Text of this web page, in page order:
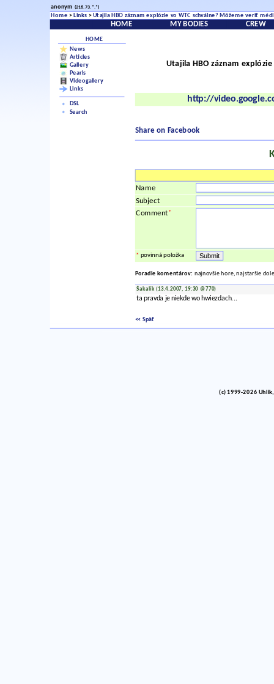
anonym (216.73.*.*)
Home > Links >Utajila HBO záznam explózie vo WTC schválne? Môžeme veriť
HOME MY BODIES CREW
HOME
News
Articles
Gallery
Pearls
Videogallery
Links
DSL
Search
Utajila HBO záznam
http://
Share on Facebook
Name
Subject
Comment*
* povinná položka
Poradie komentárov: najnovšie hore, najstaršie dole
Šakalík (13.4.2007, 19:30 @770)
ta pravda je niekde wo hwiezdach...
<< Späť
(c) 1999-2026 Uhlik,